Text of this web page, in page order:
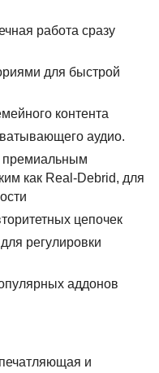
работа сразу
для быстрой
контента
аудио.
премиальным
как Real-Debrid, для
цепочек
регулировки
аддонов
и